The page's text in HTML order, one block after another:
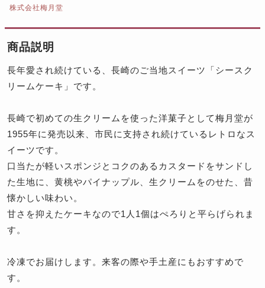
株式会社梅月堂
商品説明
長年愛され続けている、長崎のご当地スイーツ「シースク
リームケーキ」です。
長崎で初めての生クリームを使った洋菓子として梅月堂が
1955年に発売以来、市民に支持され続けているレトロなス
イーツです。
口当たが軽いスポンジとコクのあるカスタードをサンドし
た生地に、黄桃やパイナップル、生クリームをのせた、昔
懐かしい味わい。
甘さを抑えたケーキなので1人1個はぺろりと平らげられま
す。
冷凍でお届けします。来客の際や手土産にもおすすめで
す。